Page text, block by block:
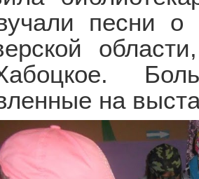
песни
на